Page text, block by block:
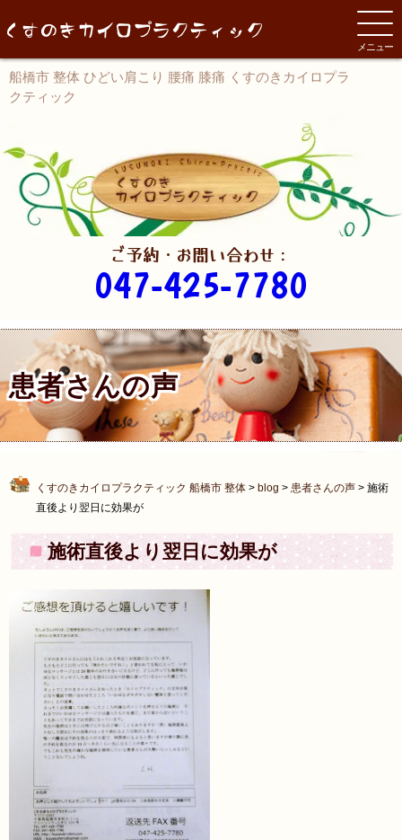
船橋市 整体 ひどい肩こり 腰痛 膝痛 くすのきカイロプラ
クティック
ご予約・お問い合わせ：
047-425-7780
患者さんの声
くすのきカイロプラクティック 船橋市 整体 > blog > 患者さんの声 > 施術
直後より翌日に効果が
施術直後より翌日に効果が
メニュー